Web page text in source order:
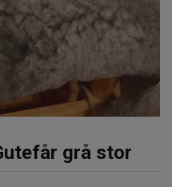
grå stor